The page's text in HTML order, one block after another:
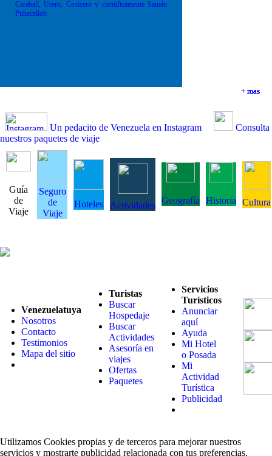
+ mas
+ mas
+ mas
Carabalí, Urero, Cenicero y cientificamente Samán
Pithecellob
+ mas
Un pedacito de Venezuela en Instagram
Consulta
nuestros paquetes de viaje
Guía
de
Viaje
Seguro
de
Viaje
Hoteles Actividades Geografía Historia Cultura
Venezuelatuya
Nosotros
Contacto
Testimonios
Mapa del sitio
Turistas
Buscar
Hospedaje
Buscar
Actividades
Asesoría en
viajes
Ofertas
Paquetes
Servicios
Turísticos
Anunciar
aquí
Ayuda
Mi Hotel
o Posada
Mi
Actividad
Turística
Publicidad
Utilizamos Cookies propias y de terceros para mejorar nuestros
servicios y mostrarte publicidad relacionada con tus preferencias.